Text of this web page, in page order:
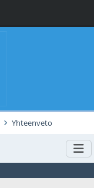
Yhteenveto